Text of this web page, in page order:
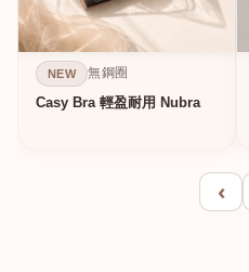
NEW 無鋼圈
Casy Bra 輕盈耐用 Nubra
‹